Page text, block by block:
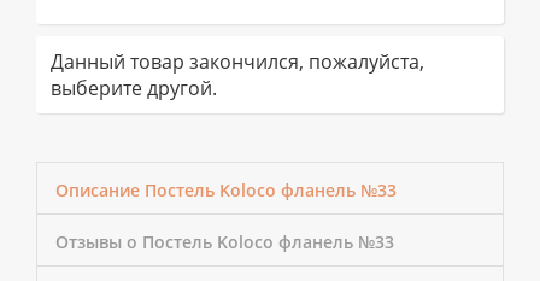
Данный товар закончился, пожалуйста,
выберите другой.
Описание Постель Koloco фланель №33
Отзывы о Постель Koloco фланель №33